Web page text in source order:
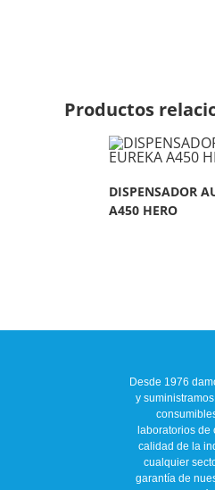
Productos
DISPENSADOR
A450 HERO
Desde 1976
y
laboratorios de
calidad de la
cualquier
garantía de